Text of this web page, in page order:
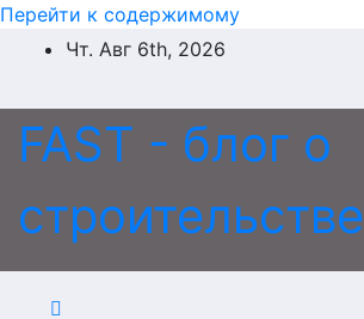
Перейти к содержимому
Чт. Авг 6th, 2026
FAST - блог о
строительстве